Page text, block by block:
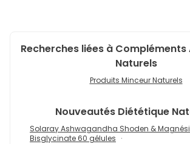
Recherches liées à
Naturels
Produits Minceur Naturels
Nouveautés Diététique
Solaray Ashwagandha Shoden &
Bisglycinate 60 gélules